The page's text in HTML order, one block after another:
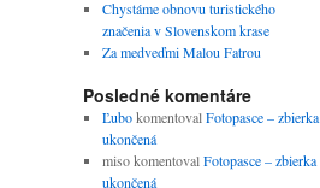
Chystáme obnovu turistického
značenia v Slovenskom krase
Za medveďmi Malou Fatrou
Posledné komentáre
ĽubokomentovalFotopasce – zbierka
ukončená
misokomentovalFotopasce – zbierka
ukončená